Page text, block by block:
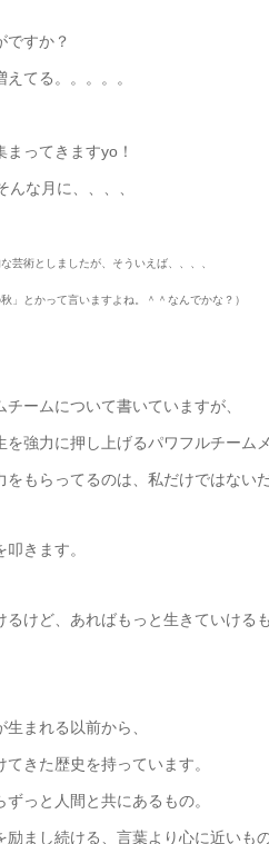
ですか？
てる。。。。。
ってきますyo！
んな月に、、、、
芸術としましたが、そういえば、、、、
」とかって言いますよね。＾＾なんでかな？）
ームについて書いていますが、
を強力に押し上げるパワフルチーム
をもらってるのは、私だけではない
きます。
けど、あればもっと生きていけるも
まれる以前から、
てきた歴史を持っています。
っと人間と共にあるもの。
まし続ける、言葉より心に近いも